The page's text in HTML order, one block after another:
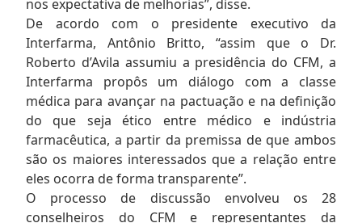
nos expectativa de melhorias”, disse.
De acordo com o presidente executivo da
Interfarma, Antônio Britto, “assim que o Dr.
Roberto d’Avila assumiu a presidência do CFM, a
Interfarma propôs um diálogo com a classe
médica para avançar na pactuação e na definição
do que seja ético entre médico e indústria
farmacêutica, a partir da premissa de que ambos
são os maiores interessados que a relação entre
eles ocorra de forma transparente”.
O processo de discussão envolveu os 28
conselheiros do CFM e representantes da